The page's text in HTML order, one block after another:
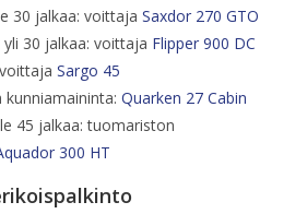
30 jalkaa: voittaja Saxdor 270 GTO
30 jalkaa: voittaja Flipper 900 DC
Sargo 45
Quarken 27 Cabin
45 jalkaa: tuomariston
300 HT